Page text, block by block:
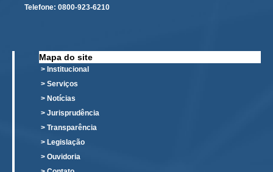
Comitê de Prevenção e Enfrentamento do Assédio
Comitê Gestor do Plano de Contratações e Aquisições
no Âmbito do TRT11
Grupo Operacional do Centro de Inteligência
Comitê PopRuaJud
Comissão de Justiça Itinerante
Comissão Permanente de Avaliação Documental
Telefone: 0800-923-6210
Mapa do site
> Institucional
> Serviços
> Notícias
> Jurisprudência
> Transparência
> Legislação
> Ouvidoria